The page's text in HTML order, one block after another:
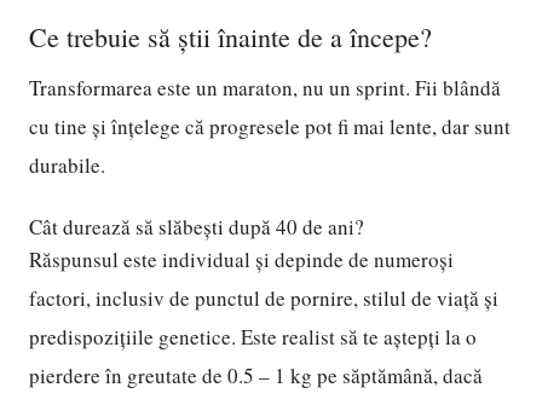
Ce trebuie să știi înainte de a începe?
Transformarea este un maraton, nu un sprint. Fii blândă
cu tine și înțelege că progresele pot fi mai lente, dar sunt
durabile.
Cât durează să slăbești după 40 de ani?
Răspunsul este individual și depinde de numeroși
factori, inclusiv de punctul de pornire, stilul de viață și
predispozițiile genetice. Este realist să te aștepți la o
pierdere în greutate de 0.5 – 1 kg pe săptămână, dacă